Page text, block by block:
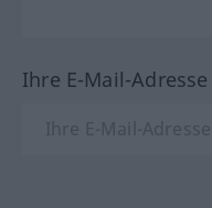
Ihre E-Mail-